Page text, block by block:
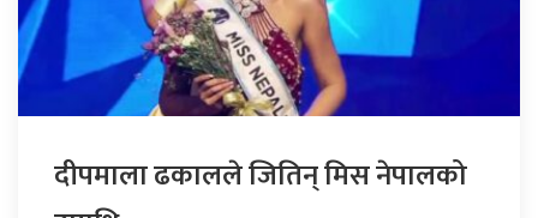
दीपमाला ढकालले जितिन् मिस नेपालको